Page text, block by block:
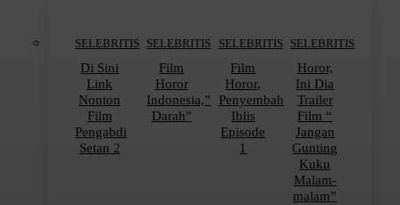
SELEBRITIS
Di Sini
Link
Nonton
Film
Pengabdi
Setan 2
SELEBRITIS
Film
Horor
Indonesia,”
Darah”
SELEBRITIS
Film
Horor,
Penyembah
Iblis
Episode
1
SELEBRITIS
Horor,
Ini Dia
Trailer
Film “
Jangan
Gunting
Kuku
Malam-
malam”